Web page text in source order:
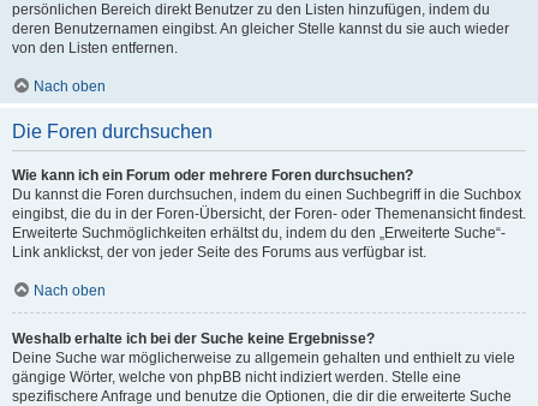
persönlichen Bereich direkt Benutzer zu den Listen hinzufügen, indem du
deren Benutzernamen eingibst. An gleicher Stelle kannst du sie auch wieder
von den Listen entfernen.
Nach oben
Die Foren durchsuchen
Wie kann ich ein Forum oder mehrere Foren durchsuchen?
Du kannst die Foren durchsuchen, indem du einen Suchbegriff in die Suchbox
eingibst, die du in der Foren-Übersicht, der Foren- oder Themenansicht findest.
Erweiterte Suchmöglichkeiten erhältst du, indem du den „Erweiterte Suche“-
Link anklickst, der von jeder Seite des Forums aus verfügbar ist.
Nach oben
Weshalb erhalte ich bei der Suche keine Ergebnisse?
Deine Suche war möglicherweise zu allgemein gehalten und enthielt zu viele
gängige Wörter, welche von phpBB nicht indiziert werden. Stelle eine
spezifischere Anfrage und benutze die Optionen, die dir die erweiterte Suche